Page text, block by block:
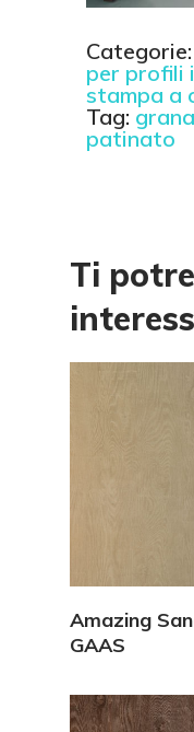
Categorie:
per profili
stampa a
Tag:
patinato
Ti
Amazing
GAAS